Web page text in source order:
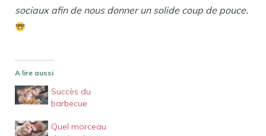
sociaux afin de nous donner un solide coup de pouce.
A lire aussi
Succès du
barbecue
Quel morceau